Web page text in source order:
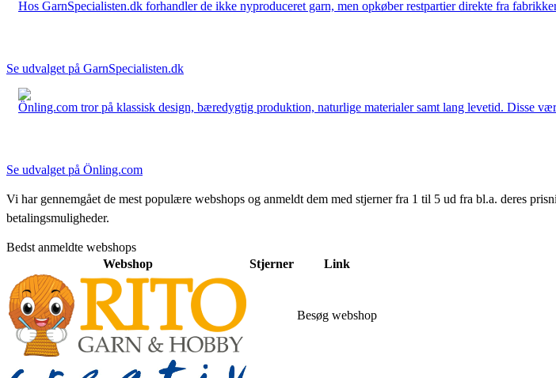
Hos GarnSpecialisten.dk forhandler de ikke nyproduceret garn, men opkøber restpartier direkte fra
Se udvalget på GarnSpecialisten.dk
Önling.com tror på klassisk design, bæredygtig produktion, naturlige materialer samt lang levetid. Disse
Se udvalget på Önling.com
Vi har gennemgået de mest populære webshops og anmeldt dem med stjerner fra 1 til 5 ud fra bl.a. deres
betalingsmuligheder.
Bedst anmeldte webshops
Webshop
Stjerner Link
Besøg webshop